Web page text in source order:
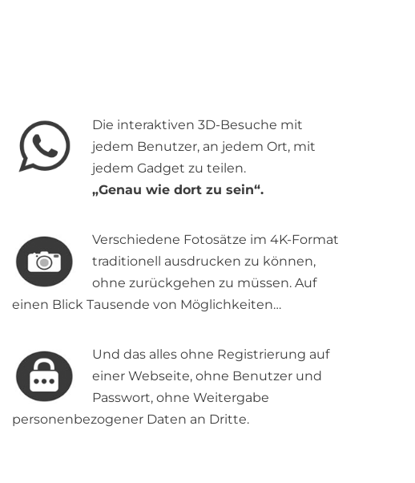
Die interaktiven 3D-Besuche mit
jedem Benutzer, an jedem Ort, mit
jedem Gadget zu teilen.
„Genau wie dort zu sein“.
Verschiedene Fotosätze im 4K-Format
traditionell ausdrucken zu können,
ohne zurückgehen zu müssen. Auf
einen Blick Tausende von Möglichkeiten…
Und das alles ohne Registrierung auf
einer Webseite, ohne Benutzer und
Passwort, ohne Weitergabe
personenbezogener Daten an Dritte.